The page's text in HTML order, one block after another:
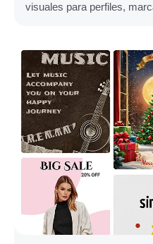
visuales para perfiles,